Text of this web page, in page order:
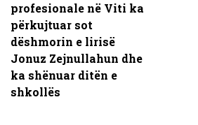
profesionale në Viti ka
përkujtuar sot
dëshmorin e lirisë
Jonuz Zejnullahun dhe
ka shënuar ditën e
shkollës